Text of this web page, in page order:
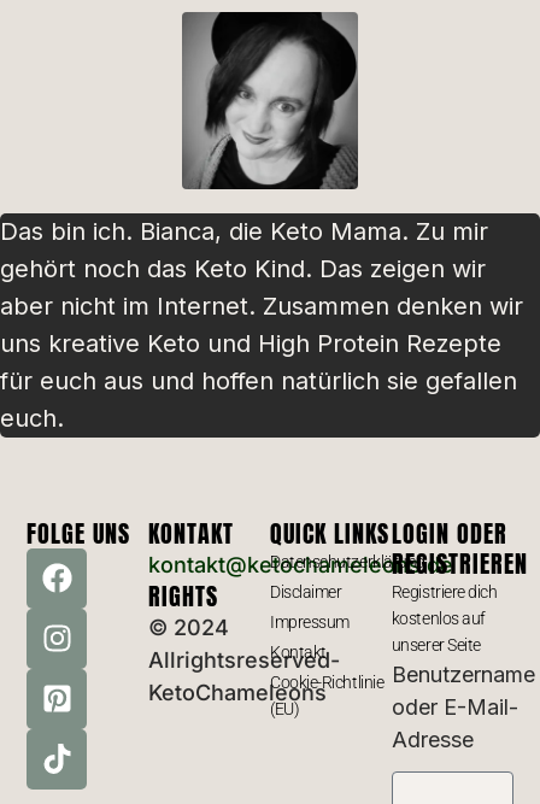
Das bin ich. Bianca, die Keto Mama. Zu mir
gehört noch das Keto Kind. Das zeigen wir
aber nicht im Internet. Zusammen denken wir
uns kreative Keto und High Protein Rezepte
für euch aus und hoffen natürlich sie gefallen
euch.
FOLGE UNS KONTAKT
kontakt@ketochameleons.de
RIGHTS
© 2024
Allrightsreserved-
KetoChameleons
QUICK LINKS
Datenschutzerklärung
Disclaimer
Impressum
Kontakt
Cookie-Richtlinie
(EU)
LOGIN ODER
REGISTRIEREN
Registriere dich
kostenlos auf
unserer Seite
Benutzername
oder E-Mail-
Adresse